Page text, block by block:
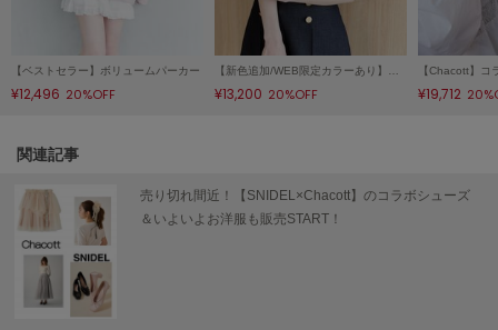
スナイデル
ソフェル
SOMEWHERE BUTTER.
サムウェアバター
SORIN
【ベストセラー】ボリュームパーカー
¥12,496 20%OFF ¥13,200 20%OFF ¥19,712
関連記事
売り切れ間近！【SNIDEL×Chacott】のコラボシューズ
＆いよいよお洋服も販売START！